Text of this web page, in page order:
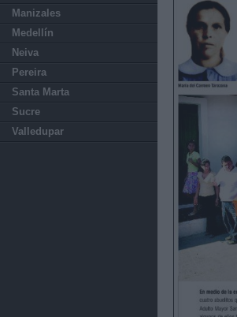
Manizales
Medellín
Neiva
Pereira
Santa Marta
Sucre
Valledupar